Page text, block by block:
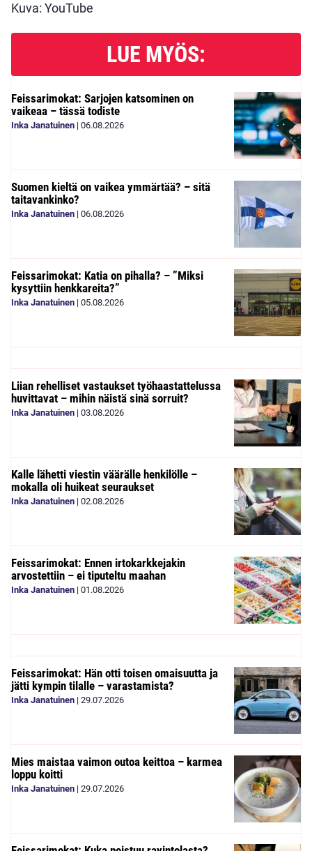
Kuva: YouTube
LUE MYÖS:
Feissarimokat: Sarjojen katsominen on
vaikeaa – tässä todiste
Inka Janatuinen | 06.08.2026
Suomen kieltä on vaikea ymmärtää? – sitä
taitavankinko?
Inka Janatuinen | 06.08.2026
Feissarimokat: Katia on pihalla? – ”Miksi
kysyttiin henkkareita?”
Inka Janatuinen | 05.08.2026
Liian rehelliset vastaukset työhaastattelussa
huvittavat – mihin näistä sinä sorruit?
Inka Janatuinen | 03.08.2026
Kalle lähetti viestin väärälle henkilölle –
mokalla oli huikeat seuraukset
Inka Janatuinen | 02.08.2026
Feissarimokat: Ennen irtokarkkejakin
arvostettiin – ei tiputeltu maahan
Inka Janatuinen | 01.08.2026
Feissarimokat: Hän otti toisen omaisuutta ja
jätti kympin tilalle – varastamista?
Inka Janatuinen | 29.07.2026
Mies maistaa vaimon outoa keittoa – karmea
loppu koitti
Inka Janatuinen | 29.07.2026